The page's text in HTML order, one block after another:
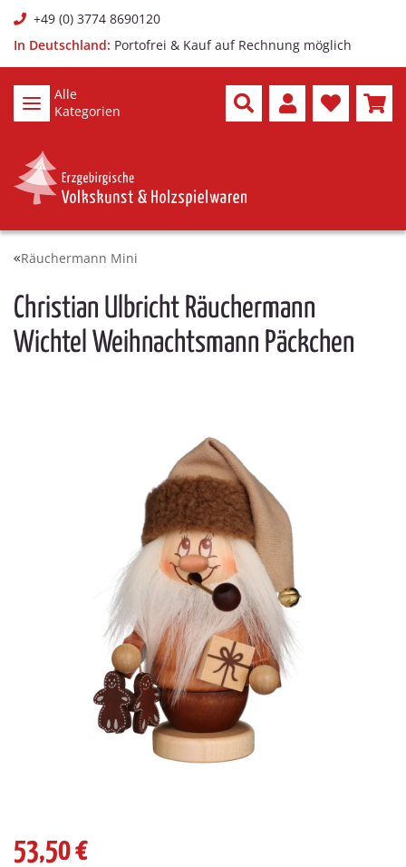
+49 (0) 3774 8690120
In Deutschland: Portofrei & Kauf auf Rechnung möglich
Alle
Kategorien
Räuchermann Mini
Christian Ulbricht Räuchermann
Wichtel Weihnachtsmann Päckchen
53,50 €